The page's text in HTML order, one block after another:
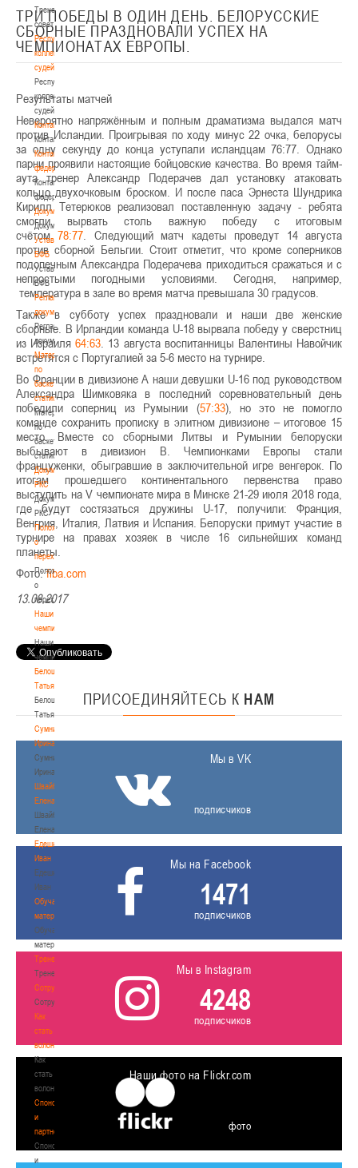
Тренерский
совет
Республиканская
коллегия
судей
Республиканская
коллегия
судей
Контакты
Контакты
Контакты
федерации
Контакты
федерации
Документы
Документы
Устав
БФБ
Устав
БФБ
Регламентирующие
документы
Регламентирующие
документы
Материалы
по
баскетбольной
статистике
Материалы
по
баскетбольной
статистике
Документы
РКС
Документы
РКС
Положение
о
переходах
Положение
о
переходах
Наши
чемпионы
Наши
чемпионы
Белошапко
Татьяна
Белошапко
Татьяна
Сумникова
Ирина
Сумникова
Ирина
Швайбович
Елена
Швайбович
Елена
Едешко
Иван
Едешко
Иван
Обучающие
материалы
Обучающие
материалы
Тренерам
Тренерам
Сотрудничество
Сотрудничество
Как
стать
волонтером
Как
стать
волонтером
Спонсоры
и
партнеры
Спонсоры
и
ТРИ ПОБЕДЫ В ОДИН ДЕНЬ. БЕЛОРУССКИЕ
СБОРНЫЕ ПРАЗДНОВАЛИ УСПЕХ НА
ЧЕМПИОНАТАХ ЕВРОПЫ.
Результаты матчей
Невероятно напряжённым и полным драматизма выдался матч
против Исландии. Проигрывая по ходу минус 22 очка, белорусы
за одну секунду до конца уступали исландцам 76:77. Однако
парни проявили настоящие бойцовские качества. Во время тайм-
аута тренер Александр Подерачев дал установку атаковать
кольцо двухочковым броском. И после паса Эрнеста Шундрика
Кирилл Тетерюков реализовал поставленную задачу - ребята
смогли вырвать столь важную победу с итоговым
счётом78:77 . Следующий матч кадеты проведут 14 августа
против сборной Бельгии. Стоит отметит, что кроме соперников
подопечным Александра Подерачева приходиться сражаться и с
непростыми погодными условиями. Сегодня, например,
температура в зале во время матча превышала 30 градусов.
Также в субботу успех праздновали и наши две женские
сборные. В Ирландии команда U-18 вырвала победу у сверстниц
из Израиля64:63 . 13 августа воспитанницы Валентины Навойчик
встретятся с Португалией за 5-6 место на турнире.
Во Франции в дивизионе А наши девушки U-16 под руководством
Александра Шимковяка в последний соревновательный день
победили соперниц из Румынии (57:33), но это не помогло
команде сохранить прописку в элитном дивизионе – итоговое 15
место. Вместе со сборными Литвы и Румынии белоруски
выбывают в дивизион В. Чемпионками Европы стали
француженки, обыгравшие в заключительной игре венгерок. По
итогам прошедшего континентального первенства право
выступить на V чемпионате мира в Минске 21-29 июля 2018 года,
где будут состязаться дружины U-17, получили:Франция,
Венгрия, Италия, Латвия и Испания. Белоруски примут участие в
турнире на правах хозяек в числе 16 сильнейших команд
планеты.
Фото:fiba.com
13.08.2017
ПРИСОЕДИНЯЙТЕСЬ К НАМ
Мы в VK
подписчиков
Мы на Facebook
1471
подписчиков
Мы в Instagram
4248
подписчиков
Наши фото на Flickr.com
фото